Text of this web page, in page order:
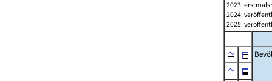
2023:
2024:
2025: